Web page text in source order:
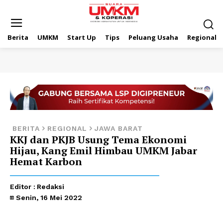
Berita UMKM Start Up Tips Peluang Usaha Regional
BERITA REGIONAL JAWA BARAT
KKJ dan PKJB Usung Tema Ekonomi
Hijau, Kang Emil Himbau UMKM Jabar
Hemat Karbon
Editor : Redaksi
Senin, 16 Mei 2022